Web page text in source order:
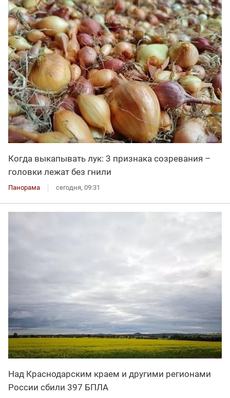
Когда выкапывать лук: 3 признака созревания –
головки лежат без гнили
Панорама сегодня, 09:31
Над Краснодарским краем и другими регионами
России сбили 397 БПЛА